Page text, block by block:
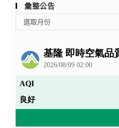
彙整公告
整
選取月份